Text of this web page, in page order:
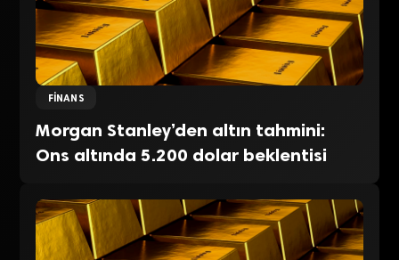
FINANS
Morgan Stanley’den altın tahmini:
Ons altında 5.200 dolar beklentisi